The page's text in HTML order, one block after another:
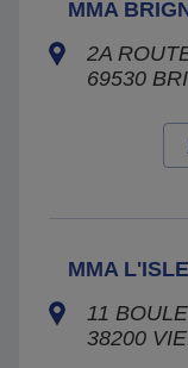
MMA
2A
69530
MMA
11
38200